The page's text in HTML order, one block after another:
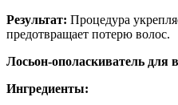
Результат: Процедура
предотвращает потерю волос.
Лосьон-ополаскиватель для
Ингредиенты: